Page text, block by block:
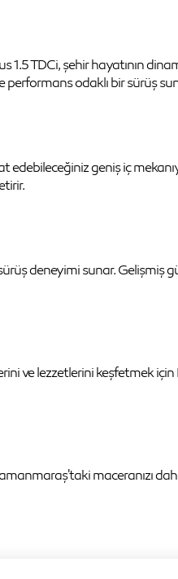
1.5 TDCi, şehir hayatının
odaklı bir sürüş
geniş iç
deneyimi sunar. Gelişmiş
lezzetlerini keşfetmek için
maceranızı